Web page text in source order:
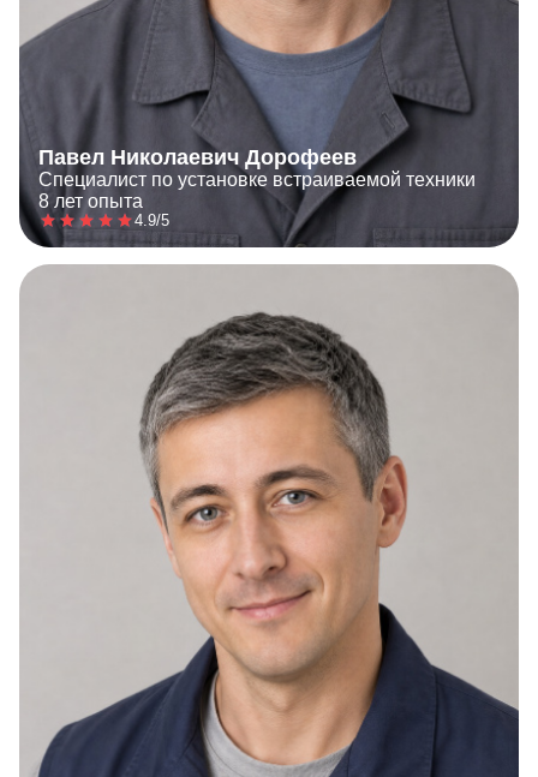
Павел Николаевич Дорофеев
Специалист по установке встраиваемой техники
8 лет опыта
4.9/5